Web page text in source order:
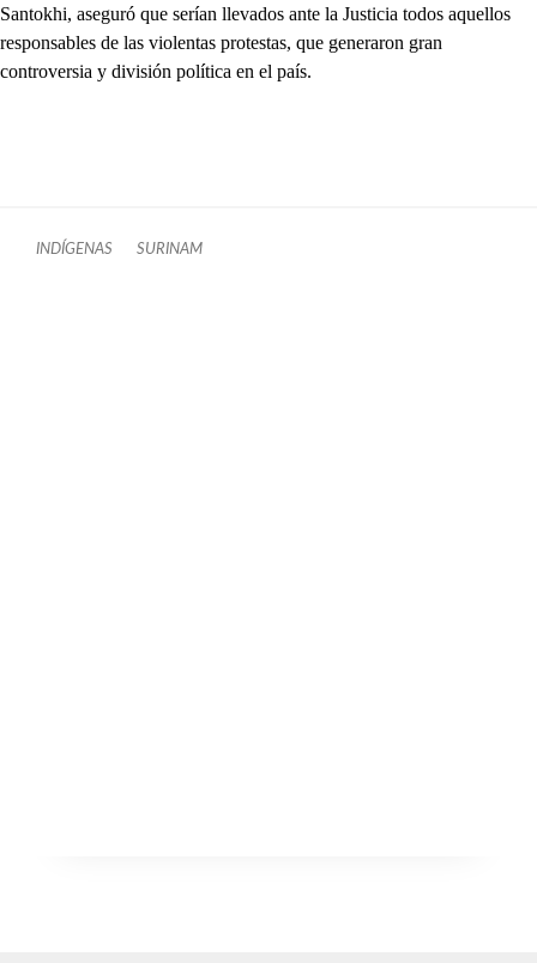
Santokhi, aseguró que serían llevados ante la Justicia todos aquellos
responsables de las violentas protestas, que generaron gran
controversia y división política en el país.
INDÍGENAS SURINAM